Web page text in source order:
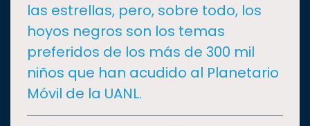
I+D+IEXPERTOS
SALUD
SUSTENTABILIDAD
las estrellas, pero, sobre todo, los
hoyos negros son los temas
preferidos de los más de 300 mil
niños que han acudido al Planetario
Móvil de la UANL.